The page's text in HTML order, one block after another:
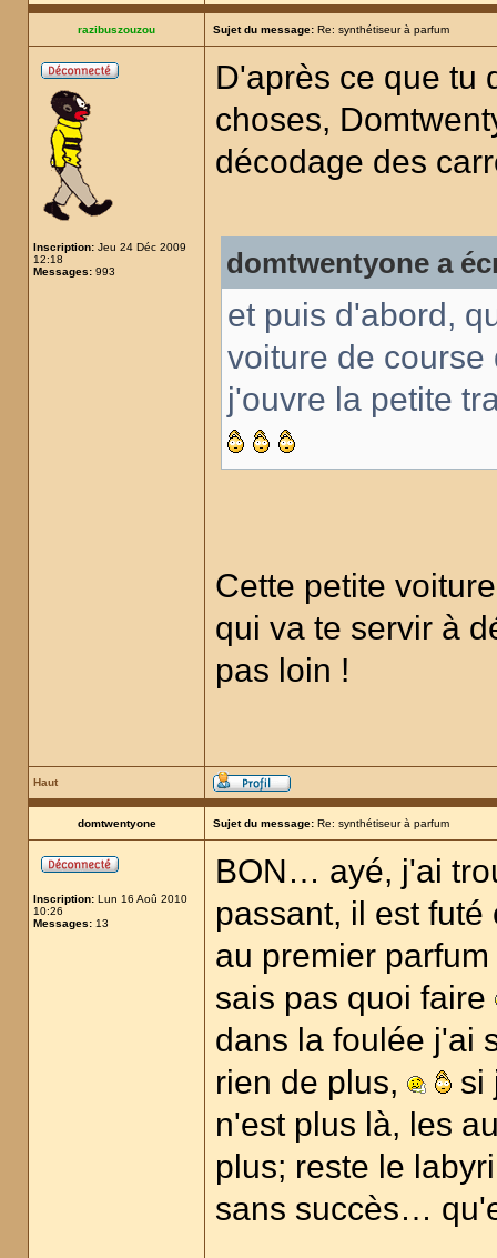
razibuszouzou Sujet du message: Re: synthétiseur à parfum
Inscription: Jeu 24 Déc 2009
12:18
Messages: 993
D'après ce que tu
choses,
décodage des
domtwentyone a
et puis d'abord,
voiture de
j'ouvre la petite
Cette petite
qui va te servir à
pas loin !
Haut
domtwentyone Sujet du message: Re: synthétiseur à parfum
Inscription: Lun 16 Aoû 2010
10:26
Messages: 13
BON… ayé, j'ai
passant, il est
au premier
sais pas quoi faire
dans la foulée j'ai
rien de plus,
si
n'est plus là, les
plus; reste le
sans succès…